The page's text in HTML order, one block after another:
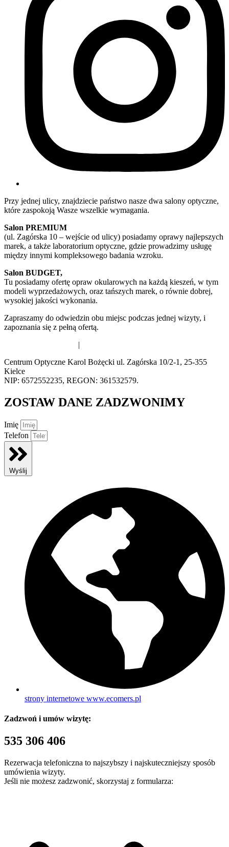
Przy jednej ulicy, znajdziecie państwo nasze dwa salony optyczne,
które zaspokoją Wasze wszelkie wymagania.
Salon PREMIUM
(ul. Zagórska 10 – wejście od ulicy) posiadamy oprawy najlepszych
marek, a także laboratorium optyczne, gdzie prowadzimy usługę
między innymi kompleksowego badania wzroku.
Salon BUDGET,
Tu posiadamy ofertę opraw okularowych na każdą kieszeń, w tym
modeli wyprzedażowych, oraz tańszych marek, o równie dobrej,
wysokiej jakości wykonania.
Zapraszamy do odwiedzin obu miejsc podczas jednej wizyty, i
zapoznania się z pełną ofertą.
|
Centrum Optyczne Karol Bożęcki ul. Zagórska 10/2-1, 25-355
Kielce
NIP: 6572552235, REGON: 361532579.
ZOSTAW DANE ZADZWONIMY
Imię
Telefon
Wyślij
strony internetowe www.ecomers.pl
Zadzwoń i umów wizytę:
535 306 406
Rezerwacja telefoniczna to najszybszy i najskuteczniejszy sposób
umówienia wizyty.
Jeśli nie możesz zadzwonić, skorzystaj z formularza: